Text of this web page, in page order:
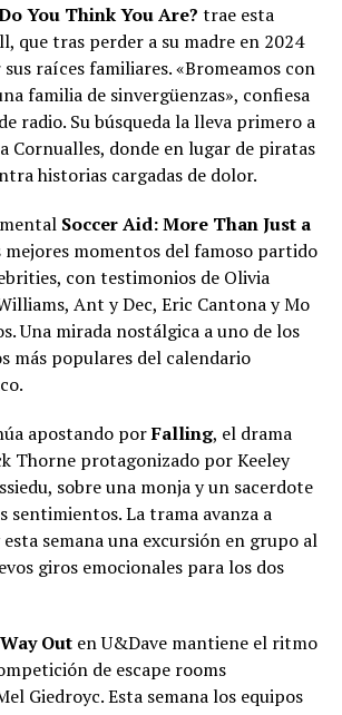
You Think You Are? trae esta
que tras perder a su madre en 2024
raíces familiares. «Bromeamos con
familia de sinvergüenzas», confiesa
radio. Su búsqueda la lleva primero a
Cornualles, donde en lugar de piratas
historias cargadas de dolor.
Soccer Aid: More Than Just a
mejores momentos del famoso partido
con testimonios de Olivia
Ant y Dec, Eric Cantona y Mo
Una mirada nostálgica a uno de los
más populares del calendario
apostando porFalling, el drama
Thorne protagonizado por Keeley
sobre una monja y un sacerdote
sentimientos. La trama avanza a
semana una excursión en grupo al
giros emocionales para los dos
Out en U&Dave mantiene el ritmo
de escape rooms
Giedroyc. Esta semana los equipos